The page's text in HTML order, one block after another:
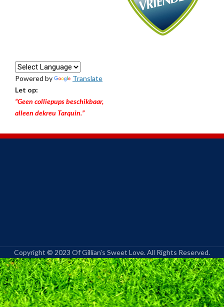
Powered by
Translate
Let op:
“Geen colliepups beschikbaar,
alleen dekreu Tarquin.”
Copyright © 2023 Of Gillian's Sweet Love. All Rights Reserved.